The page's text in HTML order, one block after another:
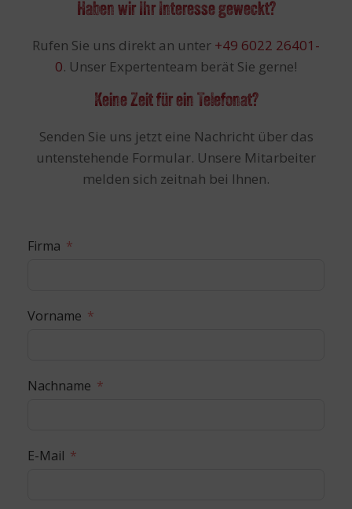
Haben wir Ihr Interesse geweckt?
Rufen Sie uns direkt an unter +49 6022 26401-
0. Unser Expertenteam berät Sie gerne!
Keine Zeit für ein Telefonat?
Senden Sie uns jetzt eine Nachricht über das
untenstehende Formular. Unsere Mitarbeiter
melden sich zeitnah bei Ihnen.
Firma
Vorname
Nachname
E-Mail